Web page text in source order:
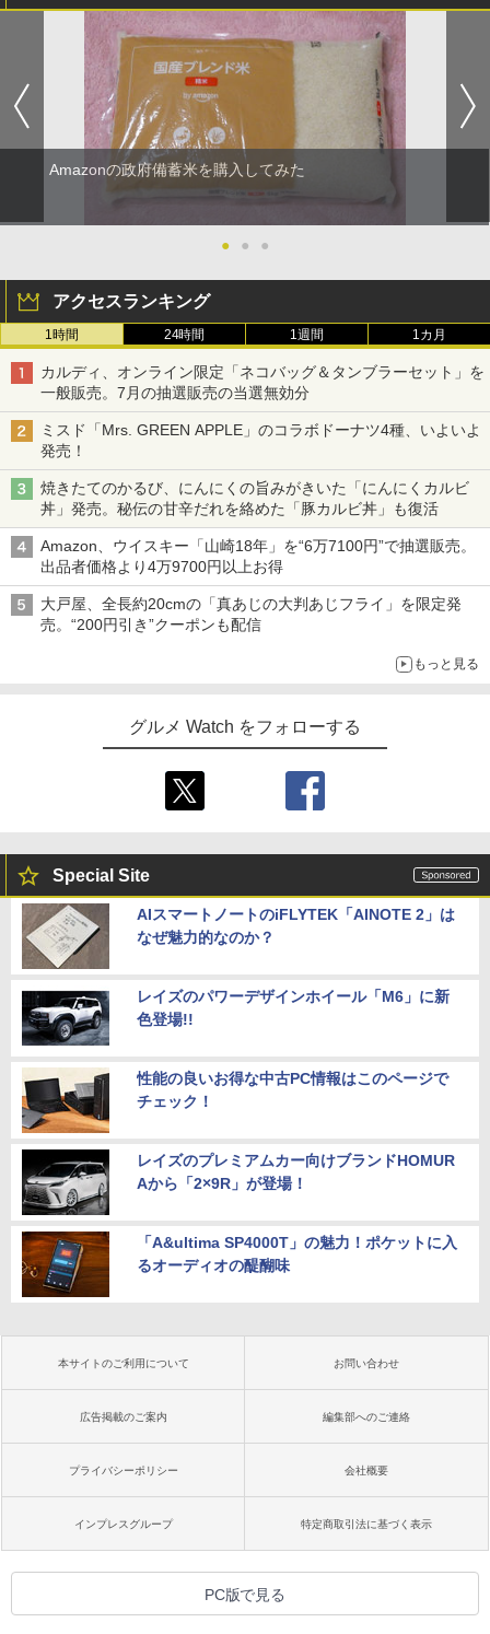
Amazonの政府備蓄米を購入してみた
● ● ●
アクセスランキング
1時間 24時間 1週間 1カ月
カルディ、オンライン限定「ネコバッグ＆タンブラーセット」を
一般販売。7月の抽選販売の当選無効分
ミスド「Mrs. GREEN APPLE」のコラボドーナツ4種、いよいよ
発売！
焼きたてのかるび、にんにくの旨みがきいた「にんにくカルビ
丼」発売。秘伝の甘辛だれを絡めた「豚カルビ丼」も復活
Amazon、ウイスキー「山崎18年」を“6万7100円”で抽選販売。
出品者価格より4万9700円以上お得
大戸屋、全長約20cmの「真あじの大判あじフライ」を限定発
売。“200円引き”クーポンも配信
もっと見る
グルメ Watch をフォローする
Special Site
AIスマートノートのiFLYTEK「AINOTE 2」は
なぜ魅力的なのか？
レイズのパワーデザインホイール「M6」に新
色登場!!
性能の良いお得な中古PC情報はこのページで
チェック！
レイズのプレミアムカー向けブランドHOMUR
Aから「2×9R」が登場！
「A&ultima SP4000T」の魅力！ポケットに入
るオーディオの醍醐味
本サイトのご利用について お問い合わせ
広告掲載のご案内 編集部へのご連絡
プライバシーポリシー 会社概要
インプレスグループ 特定商取引法に基づく表示
PC版で見る